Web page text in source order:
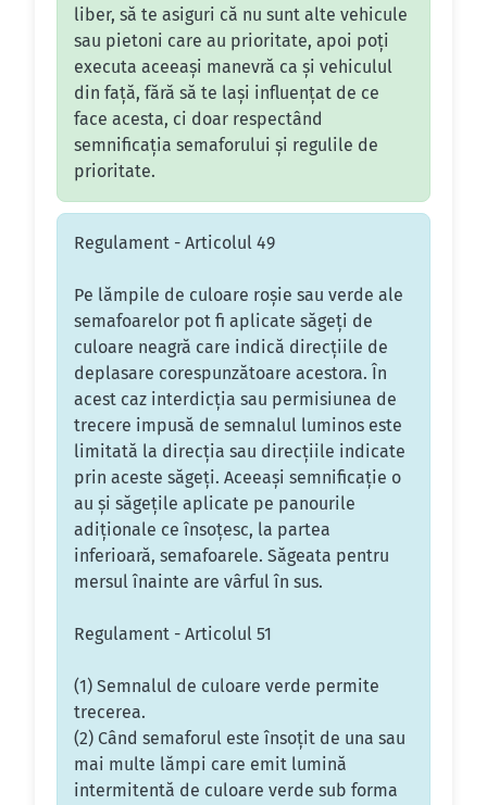
liber, să te asiguri că nu sunt alte vehicule
sau pietoni care au prioritate, apoi poți
executa aceeași manevră ca și vehiculul
din față, fără să te lași influențat de ce
face acesta, ci doar respectând
semnificația semaforului și regulile de
prioritate.
Regulament - Articolul 49
Pe lămpile de culoare roşie sau verde ale
semafoarelor pot fi aplicate săgeţi de
culoare neagră care indică direcţiile de
deplasare corespunzătoare acestora. În
acest caz interdicţia sau permisiunea de
trecere impusă de semnalul luminos este
limitată la direcţia sau direcţiile indicate
prin aceste săgeţi. Aceeaşi semnificaţie o
au şi săgeţile aplicate pe panourile
adiţionale ce însoţesc, la partea
inferioară, semafoarele. Săgeata pentru
mersul înainte are vârful în sus.
Regulament - Articolul 51
(1) Semnalul de culoare verde permite
trecerea.
(2) Când semaforul este însoţit de una sau
mai multe lămpi care emit lumină
intermitentă de culoare verde sub forma